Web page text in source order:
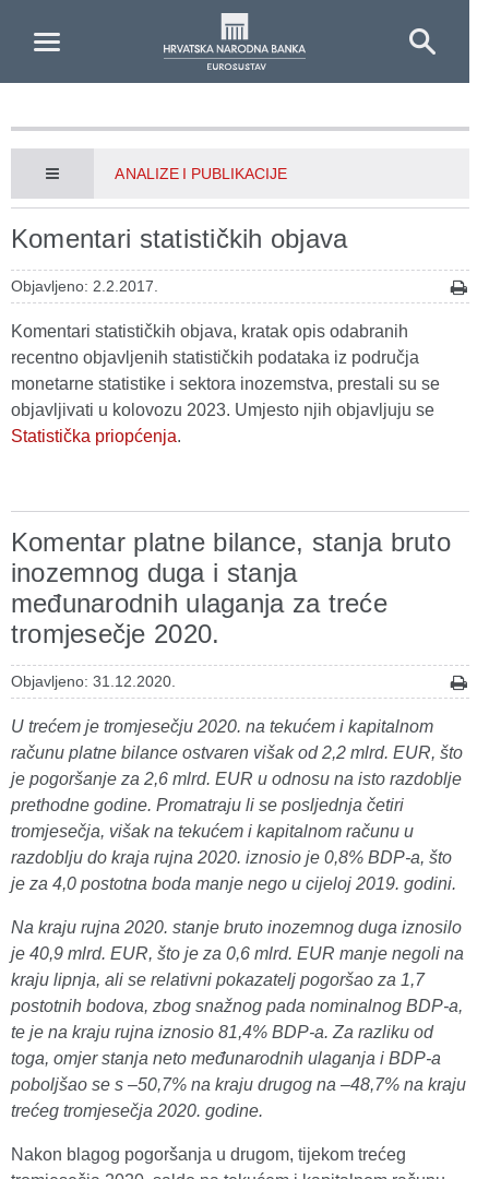
ANALIZE I PUBLIKACIJE
Komentari statističkih objava
Objavljeno: 2.2.2017.
Komentari statističkih objava, kratak opis odabranih
recentno objavljenih statističkih podataka iz područja
monetarne statistike i sektora inozemstva, prestali su se
objavljivati u kolovozu 2023. Umjesto njih objavljuju se
Statistička priopćenja.
Komentar platne bilance, stanja bruto
inozemnog duga i stanja
međunarodnih ulaganja za treće
tromjesečje 2020.
Objavljeno: 31.12.2020.
U trećem je tromjesečju 2020. na tekućem i kapitalnom
računu platne bilance ostvaren višak od 2,2 mlrd. EUR, što
je pogoršanje za 2,6 mlrd. EUR u odnosu na isto razdoblje
prethodne godine. Promatraju li se posljednja četiri
tromjesečja, višak na tekućem i kapitalnom računu u
razdoblju do kraja rujna 2020. iznosio je 0,8% BDP-a, što
je za 4,0 postotna boda manje nego u cijeloj 2019. godini.
Na kraju rujna 2020. stanje bruto inozemnog duga iznosilo
je 40,9 mlrd. EUR, što je za 0,6 mlrd. EUR manje negoli na
kraju lipnja, ali se relativni pokazatelj pogoršao za 1,7
postotnih bodova, zbog snažnog pada nominalnog BDP-a,
te je na kraju rujna iznosio 81,4% BDP-a. Za razliku od
toga, omjer stanja neto međunarodnih ulaganja i BDP-a
poboljšao se s –50,7% na kraju drugog na –48,7% na kraju
trećeg tromjesečja 2020. godine.
Nakon blagog pogoršanja u drugom, tijekom trećeg